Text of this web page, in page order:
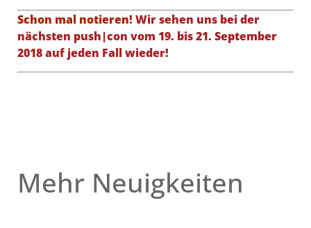
Schon mal notieren! Wir sehen uns bei der
nächsten push|con vom 19. bis 21. September
2018 auf jeden Fall wieder!
Mehr Neuigkeiten